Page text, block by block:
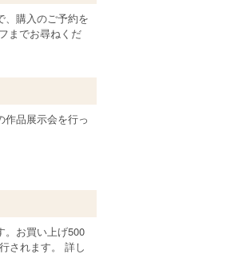
、購入のご予約を
までお尋ねくだ
品展示会を行っ
。お買い上げ500
されます。 詳し